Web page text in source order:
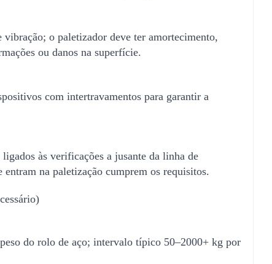
o paletizador deve ter amortecimento,
ou danos na superfície.
com intertravamentos para garantir a
às verificações a jusante da linha de
na paletização cumprem os requisitos.
do rolo de aço; intervalo típico 50–2000+ kg por